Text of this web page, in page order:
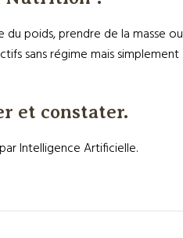
poids, prendre de la masse ou
sans régime mais simplement
et constater.
Intelligence Artificielle.